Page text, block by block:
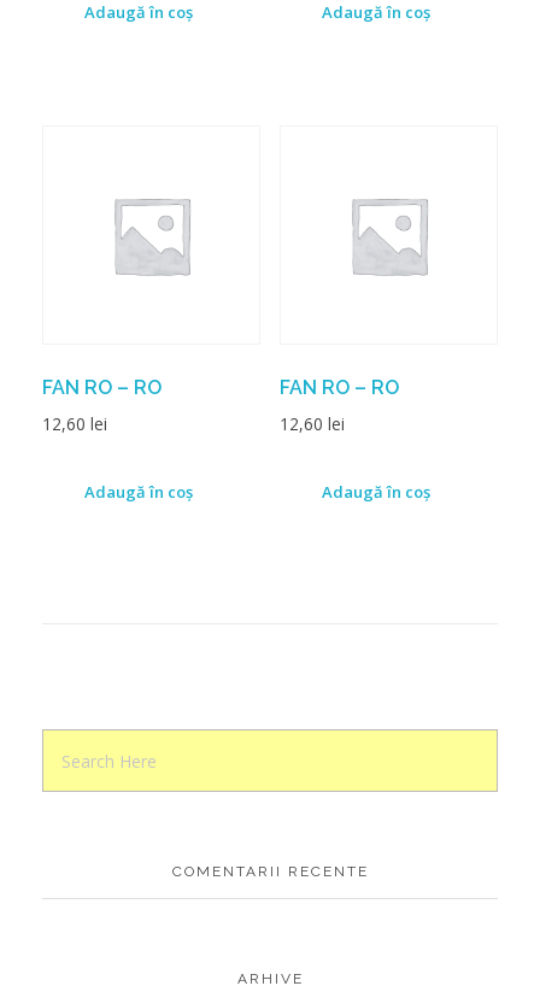
Adaugă în coș Adaugă în coș
FAN RO – RO
12,60 lei
Adaugă în coș
FAN RO – RO
12,60 lei
Adaugă în coș
COMENTARII RECENTE
ARHIVE